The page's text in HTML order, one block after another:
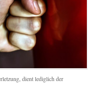
dient lediglich der